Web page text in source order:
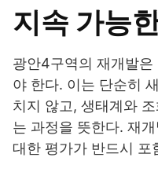
지속 가능
광안4구역의 재개발
야 한다. 이는 단순히
치지 않고, 생태계와
는 과정을 뜻한다. 재
대한 평가가 반드시 포